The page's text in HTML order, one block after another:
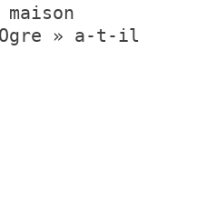
» a-t-il